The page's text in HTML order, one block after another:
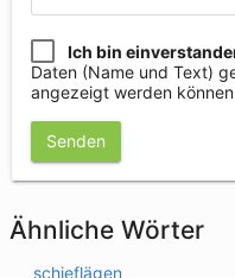
Ich bin
Daten (Name und Text)
angezeigt werden
Senden
Ähnliche Wörter
schieflägen